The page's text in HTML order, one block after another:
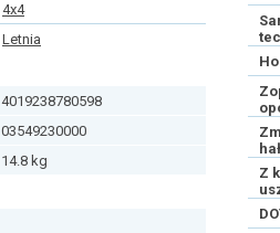
4x4
Letnia
4019238780598
03549230000
14.8 kg
Z